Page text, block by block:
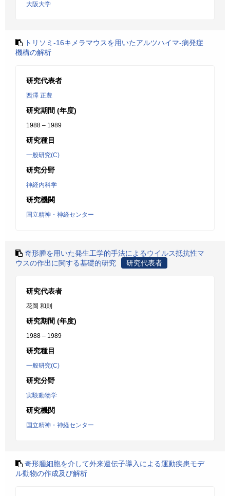
大阪大学
トリソミ-16キメラマウスを用いたアルツハイマ-病発症
機構の解析
研究代表者
西澤 正豊
研究期間 (年度)
1988 – 1989
研究種目
一般研究(C)
研究分野
神経内科学
研究機関
国立精神・神経センター
奇形腫を用いた発生工学的手法によるウイルス抵抗性マ
ウスの作出に関する基礎的研究
研究代表者
研究代表者
花岡 和則
研究期間 (年度)
1988 – 1989
研究種目
一般研究(C)
研究分野
実験動物学
研究機関
国立精神・神経センター
奇形腫細胞を介して外来遺伝子導入による運動疾患モデ
ル動物の作成及び解析